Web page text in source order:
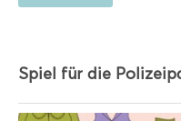
Spiel für die